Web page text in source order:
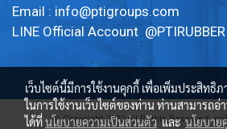
Email : info@ptigroups.com
LINE Official Account @PTIRUBBER
© Copyright 2022 All Rights Reserved.
เว็บไซต์นี้มีการใช้งานคุกกี้ เพื่อเพิ่มประสิท
ในการใช้งานเว็บไซต์ของท่าน ท่านสามารถอ่
ได้ที่นโยบายความเป็นส่วนตัวและนโยบาย